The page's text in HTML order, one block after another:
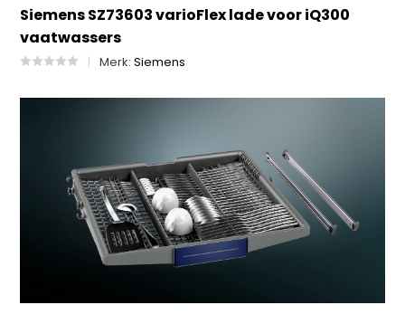
Siemens SZ73603 varioFlex lade voor iQ300
vaatwassers
Merk:Siemens